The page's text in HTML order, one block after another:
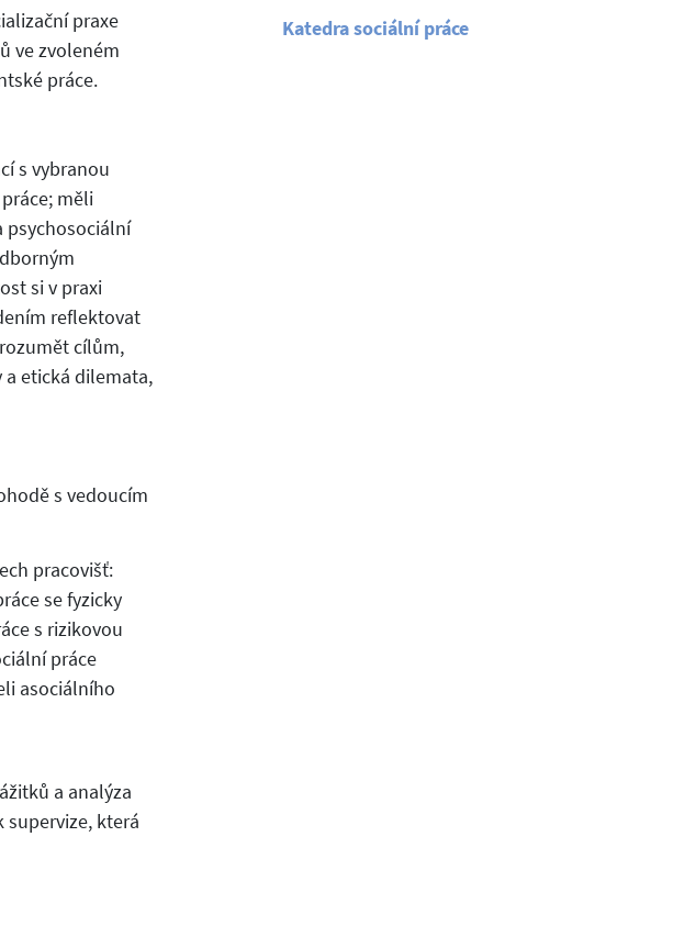
praxe
ve zvoleném
práce.
s vybranou
měli
psychosociální
si v praxi
reflektovat
cílům,
etická dilemata,
s vedoucím
pracovišť:
se fyzicky
s rizikovou
práce
asociálního
a analýza
která
Katedra sociální práce